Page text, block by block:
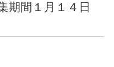
期間１月１４日